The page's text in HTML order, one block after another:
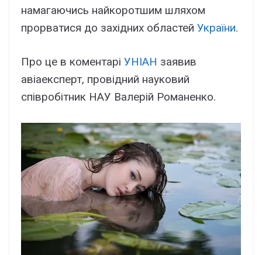
намагаючись найкоротшим шляхом
прорватися до західних областей України.
Про це в коментарі УНІАН заявив
авіаексперт, провідний науковий
співробітник НАУ Валерій Романенко.